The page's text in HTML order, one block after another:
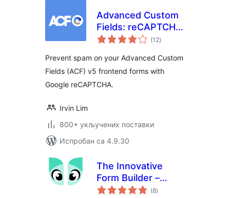
Advanced Custom
Fields: reCAPTCHA
Field
(12укупних
оцена
)
Prevent spam on your Advanced Custom
Fields (ACF) v5 frontend forms with
Google reCAPTCHA.
Irvin Lim
800+ укључених поставки
Испробан са 4.9.30
The Innovative
Form Builder –
IvyForms
(8укупних
оцена
)